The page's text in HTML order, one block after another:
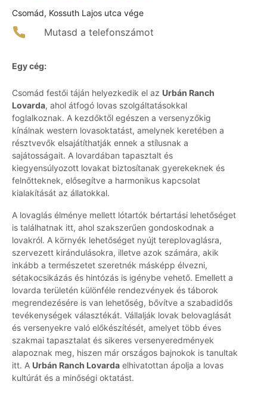
Csomád, Kossuth Lajos utca vége
Mutasd a telefonszámot
Egy cég:
Csomád festői táján helyezkedik el az Urbán Ranch
Lovarda, ahol átfogó lovas szolgáltatásokkal
foglalkoznak. A kezdőktől egészen a versenyzőkig
kínálnak western lovasoktatást, amelynek keretében a
résztvevők elsajátíthatják ennek a stílusnak a
sajátosságait. A lovardában tapasztalt és
kiegyensúlyozott lovakat biztosítanak gyerekeknek és
felnőtteknek, elősegítve a harmonikus kapcsolat
kialakítását az állatokkal.
A lovaglás élménye mellett lótartók bértartási lehetőséget
is találhatnak itt, ahol szakszerűen gondoskodnak a
lovakról. A környék lehetőséget nyújt tereplovaglásra,
szervezett kirándulásokra, illetve azok számára, akik
inkább a természetet szeretnék másképp élvezni,
sétakocsikázás és hintózás is igénybe vehető. Emellett a
lovarda területén különféle rendezvények és táborok
megrendezésére is van lehetőség, bővítve a szabadidős
tevékenységek választékát. Vállalják lovak belovaglását
és versenyekre való előkészítését, amelyet több éves
szakmai tapasztalat és sikeres versenyeredmények
alapoznak meg, hiszen már országos bajnokok is tanultak
itt. A Urbán Ranch Lovarda elhivatottan ápolja a lovas
kultúrát és a minőségi oktatást.